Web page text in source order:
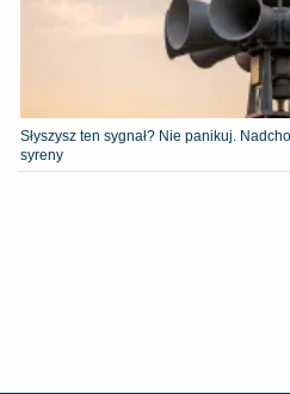
Słyszysz ten sygnał? Nie panikuj.
syreny